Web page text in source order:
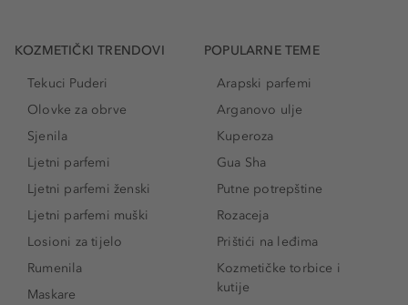
KOZMETIČKI TRENDOVI
Tekuci Puderi
Olovke za obrve
Sjenila
Ljetni parfemi
Ljetni parfemi ženski
Ljetni parfemi muški
Losioni za tijelo
Rumenila
Maskare
POPULARNE TEME
Arapski parfemi
Arganovo ulje
Kuperoza
Gua Sha
Putne potrepštine
Rozaceja
Prištići na leđima
Kozmetičke torbice i
kutije